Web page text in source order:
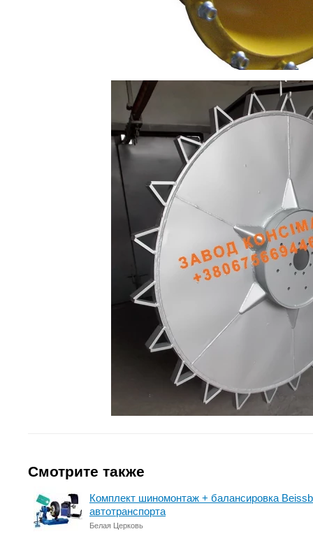
Смотрите также
Комплект шиномонтаж + балансировка
автотранспорта
Белая Церковь